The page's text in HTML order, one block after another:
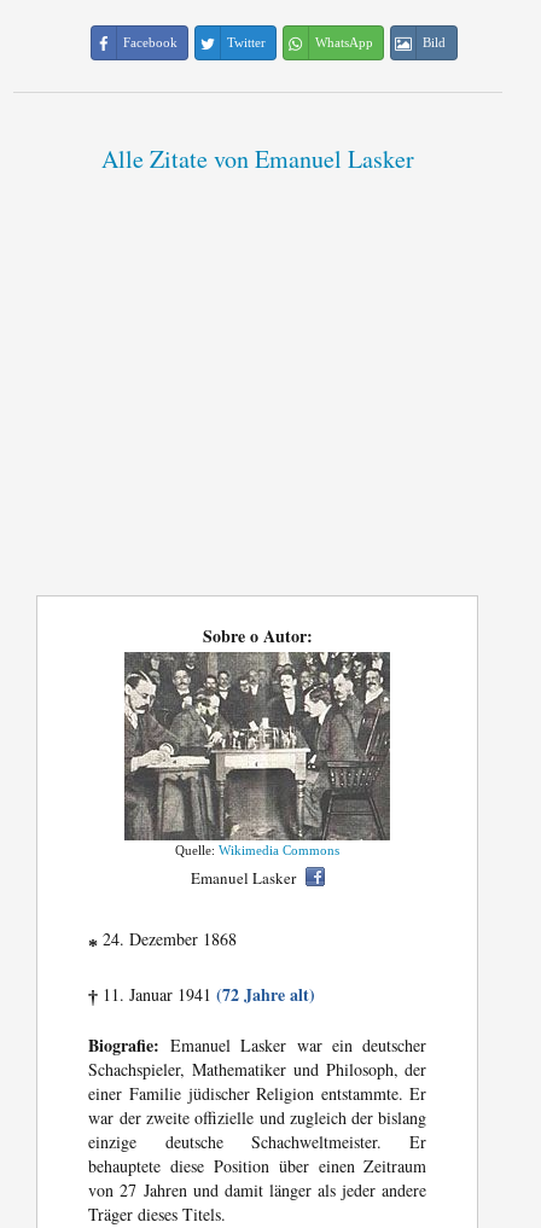
Facebook Twitter WhatsApp Bild
Alle Zitate von Emanuel Lasker
Sobre o Autor:
Quelle:Wikimedia Commons
Emanuel Lasker
* 24. Dezember 1868
† 11. Januar 1941(72 Jahre alt)
Biografie: Emanuel Lasker war ein deutscher
Schachspieler, Mathematiker und Philosoph, der
einer Familie jüdischer Religion entstammte. Er
war der zweite offizielle und zugleich der bislang
einzige deutsche Schachweltmeister. Er
behauptete diese Position über einen Zeitraum
von 27 Jahren und damit länger als jeder andere
Träger dieses Titels.